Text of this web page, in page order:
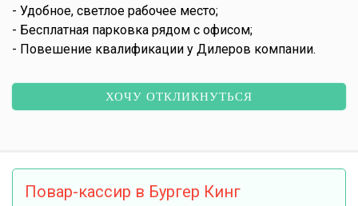
- Удобное, светлое рабочее место;
- Бесплатная парковка рядом с офисом;
- Повешение квалификации у Дилеров компании.
ХОЧУ ОТКЛИКНУТЬСЯ
Повар-кассир в Бургер Кинг